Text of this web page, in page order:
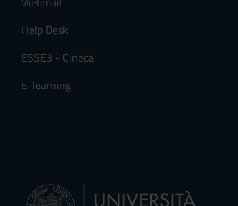
Help Desk
ESSE3 - Cineca
E-learning